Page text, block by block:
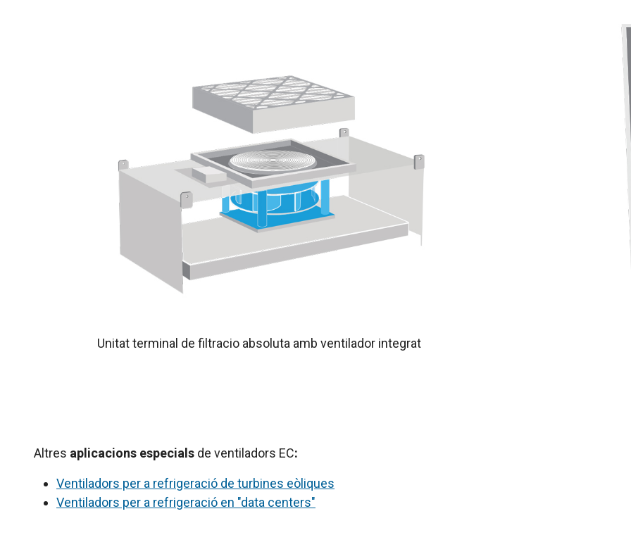
Unitat terminal de filtracio absoluta amb ventilador integrat
Altres aplicacions especials de ventiladors EC:
Ventiladors per a refrigeració de turbines eòliques
Ventiladors per a refrigeració en "data centers"